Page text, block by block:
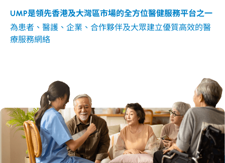
UMP是領先香港及大灣區市場的全方位醫健服務平台之一
為患者、醫護、企業、合作夥伴及大眾建立優質高效的醫
療服務網絡